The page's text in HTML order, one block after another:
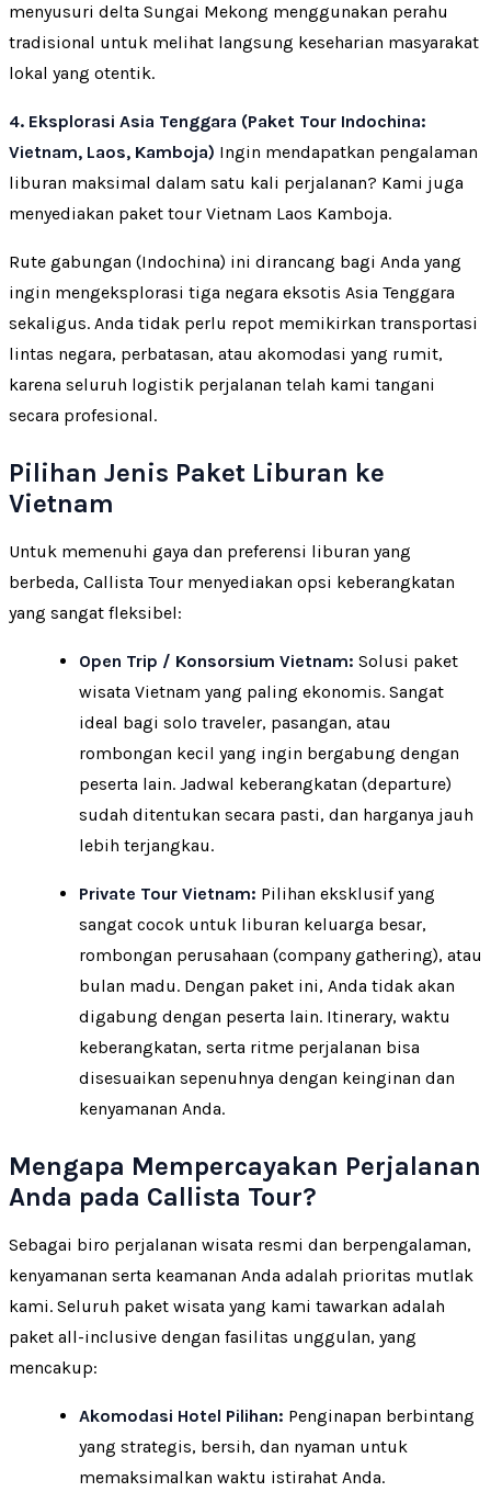
menyusuri delta Sungai Mekong menggunakan perahu
tradisional untuk melihat langsung keseharian masyarakat
lokal yang otentik.
4. Eksplorasi Asia Tenggara (Paket Tour Indochina:
Vietnam, Laos, Kamboja) Ingin mendapatkan pengalaman
liburan maksimal dalam satu kali perjalanan? Kami juga
menyediakan paket tour Vietnam Laos Kamboja.
Rute gabungan (Indochina) ini dirancang bagi Anda yang
ingin mengeksplorasi tiga negara eksotis Asia Tenggara
sekaligus. Anda tidak perlu repot memikirkan transportasi
lintas negara, perbatasan, atau akomodasi yang rumit,
karena seluruh logistik perjalanan telah kami tangani
secara profesional.
Pilihan Jenis Paket Liburan ke
Vietnam
Untuk memenuhi gaya dan preferensi liburan yang
berbeda, Callista Tour menyediakan opsi keberangkatan
yang sangat fleksibel:
Open Trip / Konsorsium Vietnam: Solusi paket
wisata Vietnam yang paling ekonomis. Sangat
ideal bagi solo traveler, pasangan, atau
rombongan kecil yang ingin bergabung dengan
peserta lain. Jadwal keberangkatan (departure)
sudah ditentukan secara pasti, dan harganya jauh
lebih terjangkau.
Private Tour Vietnam: Pilihan eksklusif yang
sangat cocok untuk liburan keluarga besar,
rombongan perusahaan (company gathering), atau
bulan madu. Dengan paket ini, Anda tidak akan
digabung dengan peserta lain. Itinerary, waktu
keberangkatan, serta ritme perjalanan bisa
disesuaikan sepenuhnya dengan keinginan dan
kenyamanan Anda.
Mengapa Mempercayakan Perjalanan
Anda pada Callista Tour?
Sebagai biro perjalanan wisata resmi dan berpengalaman,
kenyamanan serta keamanan Anda adalah prioritas mutlak
kami. Seluruh paket wisata yang kami tawarkan adalah
paket all-inclusive dengan fasilitas unggulan, yang
mencakup:
Akomodasi Hotel Pilihan: Penginapan berbintang
yang strategis, bersih, dan nyaman untuk
memaksimalkan waktu istirahat Anda.